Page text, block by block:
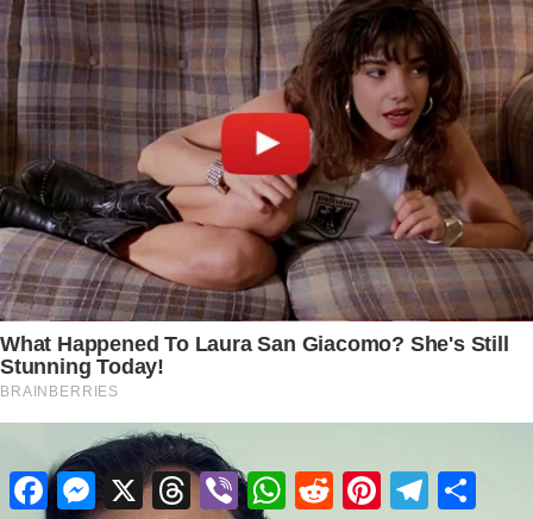
FacebookMessenger
X ThreadsViber WhatsApp
RedditPinterestTelegram